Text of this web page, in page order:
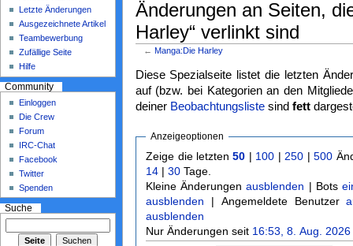
Änderungen an Seiten,
Harley“ verlinkt sind
← Manga:Die Harley
Diese Spezialseite listet die letzten
auf (bzw. bei Kategorien an den
deiner Beobachtungslistesind fett
Anzeigeoptionen
Zeige die letzten50 | 100 | 250 |500
14 |30 Tage.
Kleine Änderungenausblenden | Bots
ausblenden | Angemeldete Benutzer
ausblenden
Nur Änderungen seit 16:53, 8. Aug. 2026
Letzte Änderungen
Ausgezeichnete Artikel
Teambewerbung
Zufällige Seite
Hilfe
Community
Einloggen
Die Crew
Forum
IRC-Chat
Facebook
Twitter
Spenden
Suche